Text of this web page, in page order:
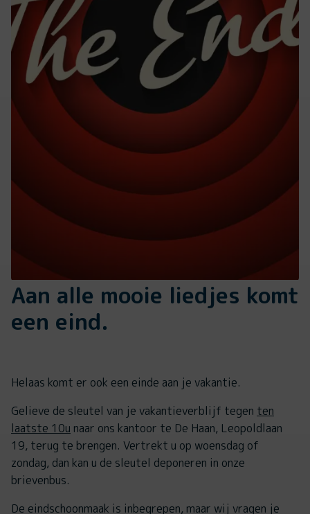
Aan alle mooie liedjes komt
een eind.
Helaas komt er ook een einde aan je vakantie.
Gelieve de sleutel van je vakantieverblijf tegen ten
laatste 10u naar ons kantoor te De Haan, Leopoldlaan
19, terug te brengen. Vertrekt u op woensdag of
zondag, dan kan u de sleutel deponeren in onze
brievenbus.
De eindschoonmaak is inbegrepen, maar wij vragen je